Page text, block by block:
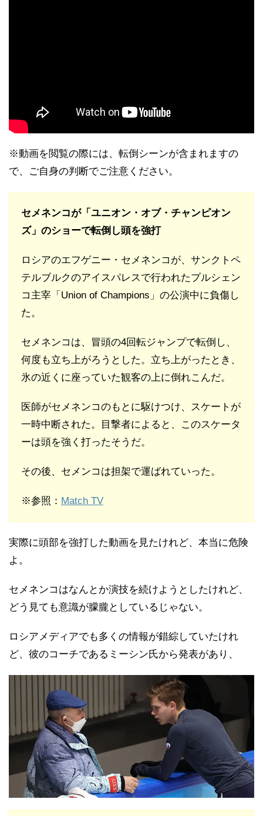
※動画を閲覧の際には、転倒シーンが含まれますの
で、ご自身の判断でご注意ください。
セメネンコが「ユニオン・オブ・チャンピオン
ズ」のショーで転倒し頭を強打
ロシアのエフゲニー・セメネンコが、サンクトペ
テルブルクのアイスパレスで行われたプルシェン
コ主宰「Union of Champions」の公演中に負傷し
た。
セメネンコは、冒頭の4回転ジャンプで転倒し、
何度も立ち上がろうとした。立ち上がったとき、
氷の近くに座っていた観客の上に倒れこんだ。
医師がセメネンコのもとに駆けつけ、スケートが
一時中断された。目撃者によると、このスケータ
ーは頭を強く打ったそうだ。
その後、セメンコは担架で運ばれていった。
※参照： Match TV
実際に頭部を強打した動画を見たけれど、本当に危険
よ。
セメネンコはなんとか演技を続けようとしたけれど、
どう見ても意識が朦朧としているじゃない。
ロシアメディアでも多くの情報が錯綜していたけれ
ど、彼のコーチであるミーシン氏から発表があり、